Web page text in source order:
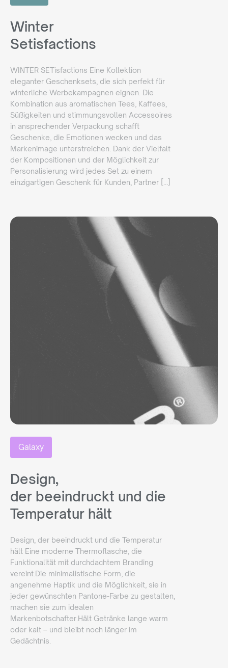
Winter
Setisfactions
WINTER SETisfactions Eine Kollektion
eleganter Geschenksets, die sich perfekt für
winterliche Werbekampagnen eignen. Die
Kombination aus aromatischen Tees, Kaffees,
Süßigkeiten und stimmungsvollen Accessoires
in ansprechender Verpackung schafft
Geschenke, die Emotionen wecken und das
Markenimage unterstreichen. Dank der Vielfalt
der Kompositionen und der Möglichkeit zur
Personalisierung wird jedes Set zu einem
einzigartigen Geschenk für Kunden, Partner […]
Galaxy
Design,
der beeindruckt und die
Temperatur hält
Design, der beeindruckt und die Temperatur
hält Eine moderne Thermoflasche, die
Funktionalität mit durchdachtem Branding
vereint.Die minimalistische Form, die
angenehme Haptik und die Möglichkeit, sie in
jeder gewünschten Pantone-Farbe zu gestalten,
machen sie zum idealen
Markenbotschafter.Hält Getränke lange warm
oder kalt – und bleibt noch länger im
Gedächtnis.